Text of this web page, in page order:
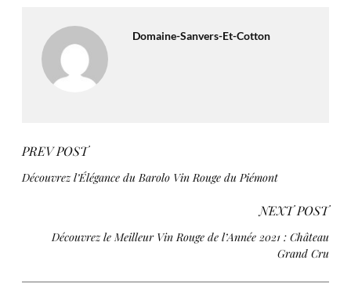
Domaine-Sanvers-Et-Cotton
PREV POST
Découvrez l’Élégance du Barolo Vin Rouge du Piémont
NEXT POST
Découvrez le Meilleur Vin Rouge de l’Année 2021 : Château
Grand Cru